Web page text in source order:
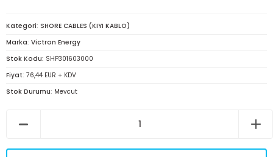
Kategori SHORE CABLES (KIYI KABLO)
Marka Victron Energy
Stok Kodu SHP301603000
Fiyat 76,44 EUR + KDV
Stok Durumu Mevcut